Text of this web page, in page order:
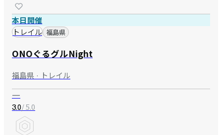
本日開催
トレイル 福島県
ONOぐるグルNight
福島県 · トレイル
—
3.0/ 5.0